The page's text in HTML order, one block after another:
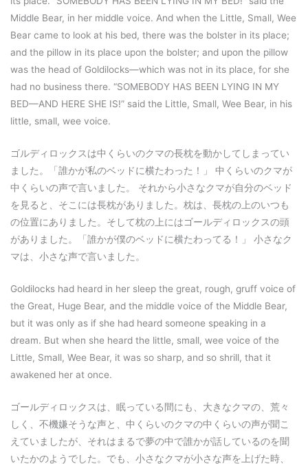
Middle Bear, in her middle voice. And when the Little, Small, Wee
Bear came to look at his bed, there was the bolster in its place;
and the pillow in its place upon the bolster; and upon the pillow
was the head of Goldilocks—which was not in its place, for she
had no business there. “SOMEBODY HAS BEEN LYING IN MY
BED—AND HERE SHE IS!” said the Little, Small, Wee Bear, in his
little, small, wee voice.
ゴルディロックスは中くらいのクマの長枕を動かしてしまってい
ました。「誰かが私のベッドに横たわった！」 中くらいのクマが
中くらいの声で言いました。 それから小さなクマが自分のベッド
を見ると、そこには長枕がありました。枕は、長枕の上のいつも
の位置にありました。そして枕の上にはゴールディロックスの頭
がありました。「誰かが僕のベッドに横たわってる！」 小さなク
マは、小さな声で言いました。
Goldilocks had heard in her sleep the great, rough, gruff voice of
the Great, Huge Bear, and the middle voice of the Middle Bear,
but it was only as if she had heard someone speaking in a
dream. But when she heard the little, small, wee voice of the
Little, Small, Wee Bear, it was so sharp, and so shrill, that it
awakened her at once.
ゴールディロックスは、眠っている間にも、大きなクマの、荒々
しく、不機嫌そうな声と、中くらいのクマの中くらいの声が聞こ
えていましたが、それはまるで夢の中で誰かが話しているのを聞
いたかのようでした。でも、小さなクマが小さな声を上げた時、